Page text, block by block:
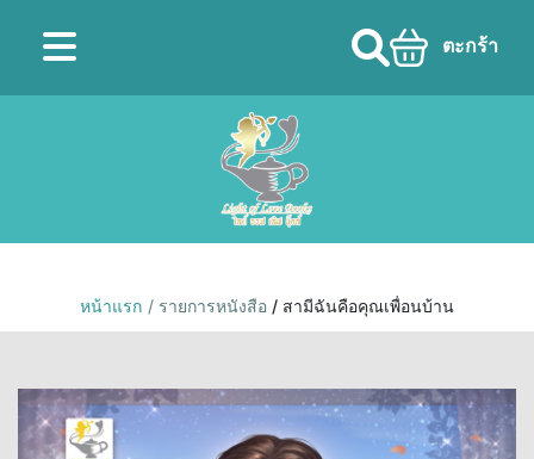
ตะกร้า
หน้าแรก / รายการหนังสือ / สามีฉันคือคุณเพื่อนบ้าน